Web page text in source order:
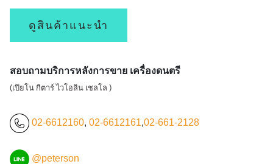
ดูสินค้าแนะนำ
สอบถามบริการหลังการขาย เครื่องดนตรี
(เปียโน กีตาร์ ไวโอลิน เชลโล )
02-6612160, 02-6612161,02-661-2128
@peterson